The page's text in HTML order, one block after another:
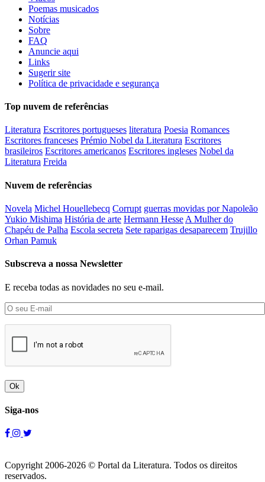
Poemas musicados
Notícias
Sobre
FAQ
Anuncie aqui
Links
Sugerir site
Política de privacidade e segurança
Top nuvem de referências
Literatura Escritores portugueses literatura Poesia Romances
Escritores franceses Prémio Nobel da Literatura Escritores
brasileiros Escritores americanos Escritores ingleses Nobel da
Literatura Freida
Nuvem de referências
Novela Michel Houellebecq Corrupt guerras movidas por Napoleão
Yukio Mishima História de arte Hermann Hesse A Mulher do
Chapéu de Palha Escola secreta Sete raparigas desaparecem Trujillo
Orhan Pamuk
Subscreva a nossa Newsletter
E receba todas as novidades no seu e-mail.
Ok
Siga-nos
Copyright 2006-2026 © Portal da Literatura. Todos os direitos
reservados.